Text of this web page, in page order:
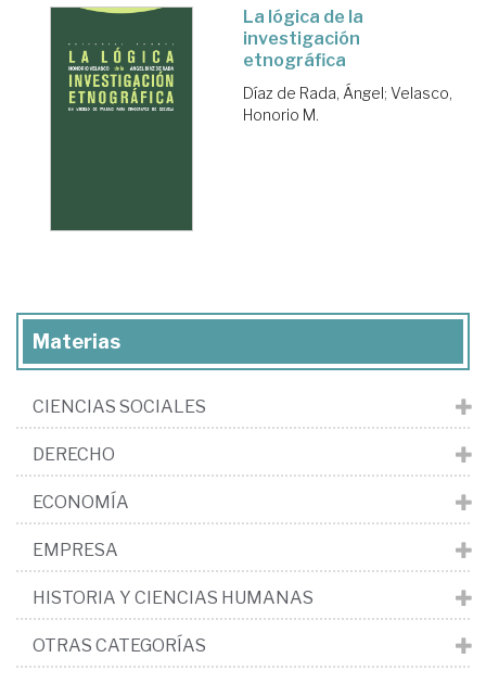
La lógica de la
investigación
etnográfica
Díaz de Rada, Ángel; Velasco,
Honorio M.
Materias
CIENCIAS SOCIALES
DERECHO
ECONOMÍA
EMPRESA
HISTORIA Y CIENCIAS HUMANAS
OTRAS CATEGORÍAS